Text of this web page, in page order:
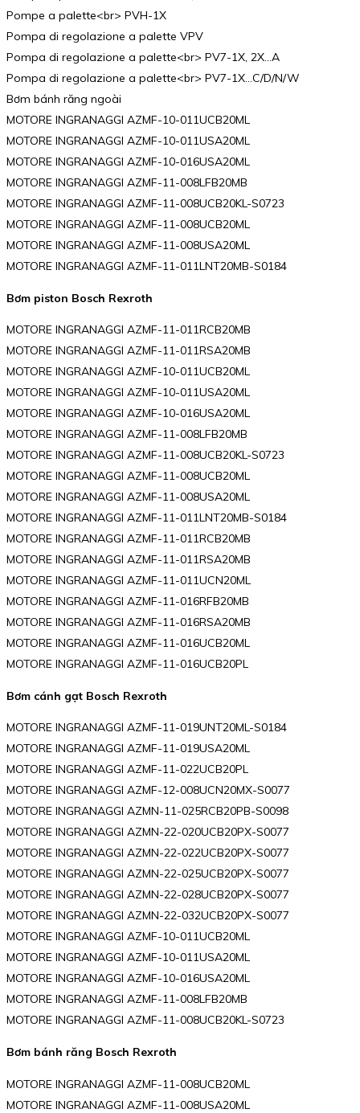
Pompe a palette<br> PVH-1X
Pompa di regolazione a palette VPV
Pompa di regolazione a palette<br> PV7-1X, 2X…A
Pompa di regolazione a palette<br> PV7-1X…C/D/N/W
Bơm bánh răng ngoài
MOTORE INGRANAGGI AZMF-10-011UCB20ML
MOTORE INGRANAGGI AZMF-10-011USA20ML
MOTORE INGRANAGGI AZMF-10-016USA20ML
MOTORE INGRANAGGI AZMF-11-008LFB20MB
MOTORE INGRANAGGI AZMF-11-008UCB20KL-S0723
MOTORE INGRANAGGI AZMF-11-008UCB20ML
MOTORE INGRANAGGI AZMF-11-008USA20ML
MOTORE INGRANAGGI AZMF-11-011LNT20MB-S0184
Bơm piston Bosch Rexroth
MOTORE INGRANAGGI AZMF-11-011RCB20MB
MOTORE INGRANAGGI AZMF-11-011RSA20MB
MOTORE INGRANAGGI AZMF-10-011UCB20ML
MOTORE INGRANAGGI AZMF-10-011USA20ML
MOTORE INGRANAGGI AZMF-10-016USA20ML
MOTORE INGRANAGGI AZMF-11-008LFB20MB
MOTORE INGRANAGGI AZMF-11-008UCB20KL-S0723
MOTORE INGRANAGGI AZMF-11-008UCB20ML
MOTORE INGRANAGGI AZMF-11-008USA20ML
MOTORE INGRANAGGI AZMF-11-011LNT20MB-S0184
MOTORE INGRANAGGI AZMF-11-011RCB20MB
MOTORE INGRANAGGI AZMF-11-011RSA20MB
MOTORE INGRANAGGI AZMF-11-011UCN20ML
MOTORE INGRANAGGI AZMF-11-016RFB20MB
MOTORE INGRANAGGI AZMF-11-016RSA20MB
MOTORE INGRANAGGI AZMF-11-016UCB20ML
MOTORE INGRANAGGI AZMF-11-016UCB20PL
Bơm cánh gạt Bosch Rexroth
MOTORE INGRANAGGI AZMF-11-019UNT20ML-S0184
MOTORE INGRANAGGI AZMF-11-019USA20ML
MOTORE INGRANAGGI AZMF-11-022UCB20PL
MOTORE INGRANAGGI AZMF-12-008UCN20MX-S0077
MOTORE INGRANAGGI AZMN-11-025RCB20PB-S0098
MOTORE INGRANAGGI AZMN-22-020UCB20PX-S0077
MOTORE INGRANAGGI AZMN-22-022UCB20PX-S0077
MOTORE INGRANAGGI AZMN-22-025UCB20PX-S0077
MOTORE INGRANAGGI AZMN-22-028UCB20PX-S0077
MOTORE INGRANAGGI AZMN-22-032UCB20PX-S0077
MOTORE INGRANAGGI AZMF-10-011UCB20ML
MOTORE INGRANAGGI AZMF-10-011USA20ML
MOTORE INGRANAGGI AZMF-10-016USA20ML
MOTORE INGRANAGGI AZMF-11-008LFB20MB
MOTORE INGRANAGGI AZMF-11-008UCB20KL-S0723
Bơm bánh răng Bosch Rexroth
MOTORE INGRANAGGI AZMF-11-008UCB20ML
MOTORE INGRANAGGI AZMF-11-008USA20ML